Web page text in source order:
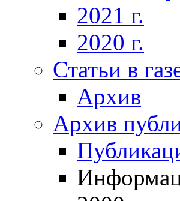
2021 г.
2020 г.
Статьи в
Архив
Архив